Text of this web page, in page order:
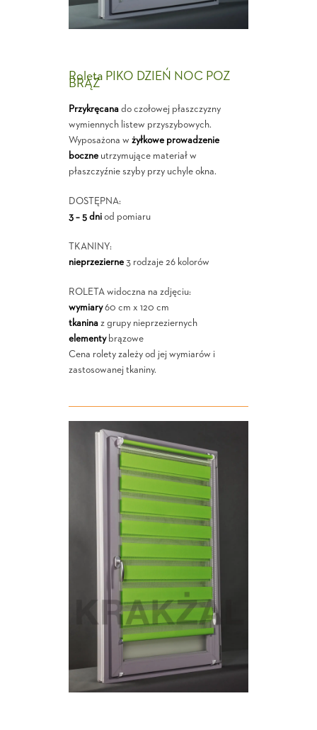
Roleta PIKO DZIEŃ NOC POZ
BRĄZ
Przykręcanado czołowej płaszczyzny
wymiennych listew przyszybowych.
Wyposażona w żyłkowe prowadzenie
boczneutrzymujące materiał w
płaszczyźnie szyby przy uchyle okna.
DOSTĘPNA:
3 – 5 dniod pomiaru
TKANINY:
nieprzezierne3 rodzaje 26 kolorów
ROLETA widoczna na zdjęciu:
wymiary60 cm x 120 cm
tkaninaz grupy nieprzeziernych
elementybrązowe
Cena rolety zależy od jej wymiarów i
zastosowanej tkaniny.